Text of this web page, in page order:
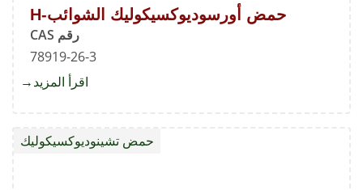
حمض أورسوديوكسيكوليك الشوائب-H
رقم CAS
78919-26-3
اقرأ المزيد
حمض تشينوديوكسيكوليك